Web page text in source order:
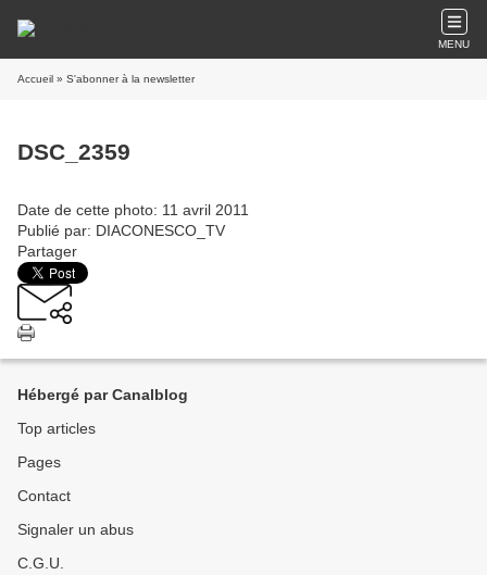
MENU
Accueil » S'abonner à la newsletter
DSC_2359
Date de cette photo: 11 avril 2011
Publié par: DIACONESCO_TV
Partager
Hébergé par Canalblog
Top articles
Pages
Contact
Signaler un abus
C.G.U.